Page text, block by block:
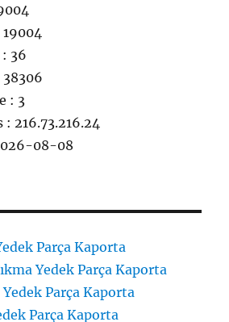
36
: 3
: 216.73.216.24
08-08
Parça Kaporta
Yedek Parça Kaporta
Parça Kaporta
Parça Kaporta